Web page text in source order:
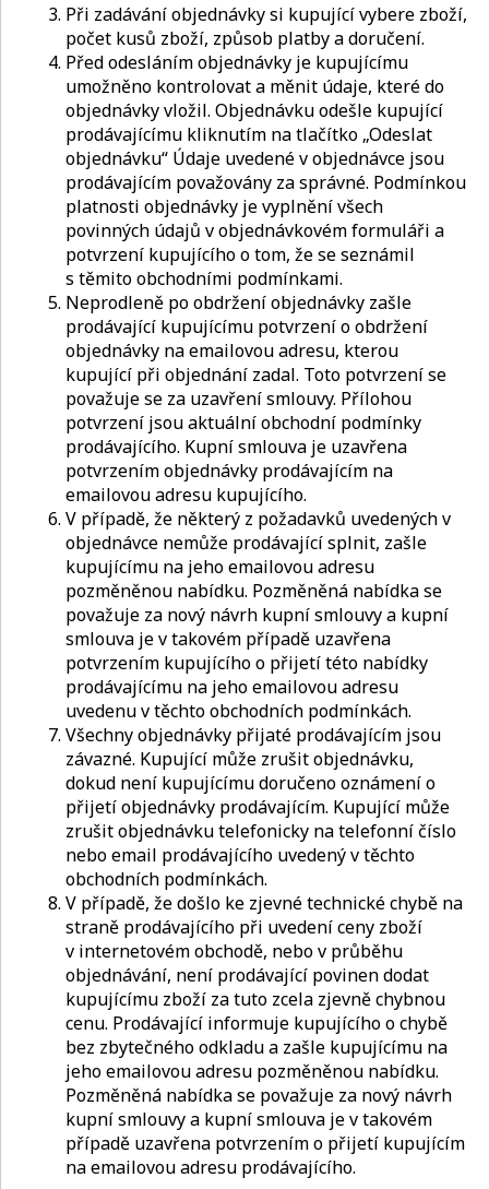
Při zadávání objednávky si kupující vybere zboží,
počet kusů zboží, způsob platby a doručení.
Před odesláním objednávky je kupujícímu
umožněno kontrolovat a měnit údaje, které do
objednávky vložil. Objednávku odešle kupující
prodávajícímu kliknutím na tlačítko „Odeslat
objednávku“ Údaje uvedené v objednávce jsou
prodávajícím považovány za správné. Podmínkou
platnosti objednávky je vyplnění všech
povinných údajů v objednávkovém formuláři a
potvrzení kupujícího o tom, že se seznámil
s těmito obchodními podmínkami.
Neprodleně po obdržení objednávky zašle
prodávající kupujícímu potvrzení o obdržení
objednávky na emailovou adresu, kterou
kupující při objednání zadal. Toto potvrzení se
považuje se za uzavření smlouvy. Přílohou
potvrzení jsou aktuální obchodní podmínky
prodávajícího. Kupní smlouva je uzavřena
potvrzením objednávky prodávajícím na
emailovou adresu kupujícího.
V případě, že některý z požadavků uvedených v
objednávce nemůže prodávající splnit, zašle
kupujícímu na jeho emailovou adresu
pozměněnou nabídku. Pozměněná nabídka se
považuje za nový návrh kupní smlouvy a kupní
smlouva je v takovém případě uzavřena
potvrzením kupujícího o přijetí této nabídky
prodávajícímu na jeho emailovou adresu
uvedenu v těchto obchodních podmínkách.
Všechny objednávky přijaté prodávajícím jsou
závazné. Kupující může zrušit objednávku,
dokud není kupujícímu doručeno oznámení o
přijetí objednávky prodávajícím. Kupující může
zrušit objednávku telefonicky na telefonní číslo
nebo email prodávajícího uvedený v těchto
obchodních podmínkách.
V případě, že došlo ke zjevné technické chybě na
straně prodávajícího při uvedení ceny zboží
v internetovém obchodě, nebo v průběhu
objednávání, není prodávající povinen dodat
kupujícímu zboží za tuto zcela zjevně chybnou
cenu. Prodávající informuje kupujícího o chybě
bez zbytečného odkladu a zašle kupujícímu na
jeho emailovou adresu pozměněnou nabídku.
Pozměněná nabídka se považuje za nový návrh
kupní smlouvy a kupní smlouva je v takovém
případě uzavřena potvrzením o přijetí kupujícím
na emailovou adresu prodávajícího.